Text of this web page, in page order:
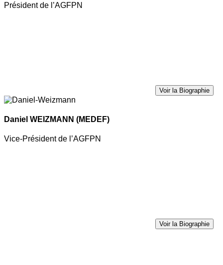
Président de l’AGFPN
Voir la Biographie
Daniel WEIZMANN (MEDEF)
Vice-Président de l’AGFPN
Voir la Biographie